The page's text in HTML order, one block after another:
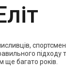
підходу
ще багато років.